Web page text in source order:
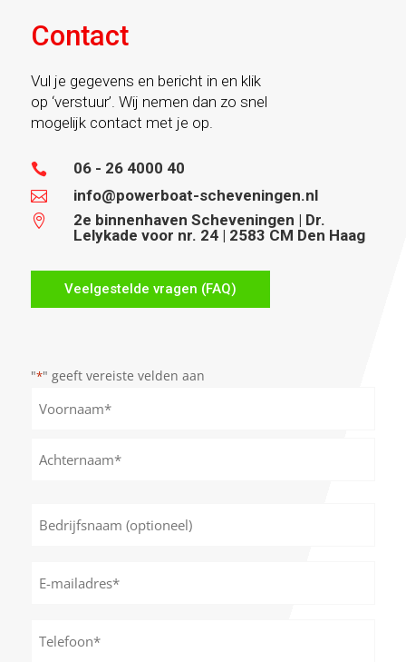
Contact
Vul je gegevens en bericht in en klik
op ‘verstuur’. Wij nemen dan zo snel
mogelijk contact met je op.
 06 - 26 4000 40
 info@powerboat-scheveningen.nl

2e binnenhaven Scheveningen | Dr.
Lelykade voor nr. 24 | 2583 CM Den Haag
Veelgestelde vragen (FAQ)
"*" geeft vereiste velden aan
(optioneel)
mailadres